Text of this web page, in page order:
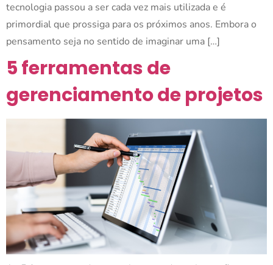
tecnologia passou a ser cada vez mais utilizada e é
primordial que prossiga para os próximos anos. Embora o
pensamento seja no sentido de imaginar uma […]
5 ferramentas de
gerenciamento de projetos